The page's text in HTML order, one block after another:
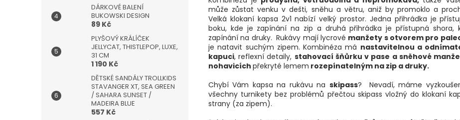
DÁRKOVÉ BALENÍ
BUKOWSKI DESIGN
89 Kč
PLYŠOVÝ KRÁLÍČEK
JELLYCAT, THISTLEPOP, LUXE,
31 CM
1 190 Kč
DĚTSKÉ SANDÁLY TROLLKIDS
STAVANGER XT, SEA GREEN
/ SAHARA SUNSET /
MADEIRA BLUE
557 Kč
může zůstat venku v dešti, sněhu a větru, aniž by promoklo a
Velká klokaní kapsa 2v1 nabízí velký prostor. Jedna přihrádka je
boku, kde je zapínání na zip a druhá přihrádka je přístupná shora,
zapínání na druky. Rukávy mají lycrové manžety s otvorem pro
je natavit suchým zipem. Kombinéza má nastavitelnou a
kapuci, reflexní detaily, stahovací šňůrku v pase a sněhové
nohavicích překryté lemem rozepínatelným na zip a druky.
Chybí Vám kapsa na rukávu na skipass? Nevadí, máme
všechny turnikety bez problémů přečtou skipass vložný do klokaní
strany (za zipem).